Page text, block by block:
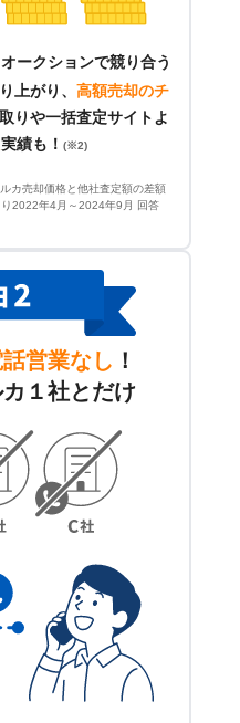
ークションで競り合う
上がり、 高額売却のチ
りや一括査定サイトよ
実績も！ (※2)
カ売却価格と他社査定額の差額
2022年4月～2024年9月 回答
話営業なし ！
１社とだけ